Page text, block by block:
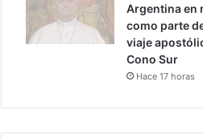
Argentina en
como parte
viaje
Cono Sur
Hace 17 horas